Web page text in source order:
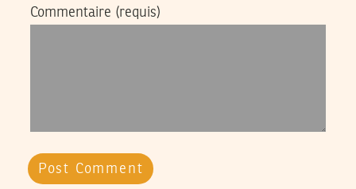
Commentaire (requis)